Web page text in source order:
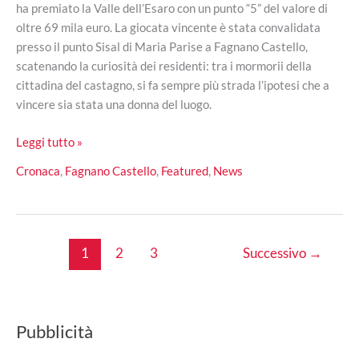
ha premiato la Valle dell’Esaro con un punto “5” del valore di
oltre 69 mila euro. La giocata vincente è stata convalidata
presso il punto Sisal di Maria Parise a Fagnano Castello,
scatenando la curiosità dei residenti: tra i mormorii della
cittadina del castagno, si fa sempre più strada l’ipotesi che a
vincere sia stata una donna del luogo.
Fagnano
colpo
SuperEnalotto:
70
Leggi tutto »
Cronaca Fagnano Castello Featured News
1 2 3 Successivo →
Pubblicità